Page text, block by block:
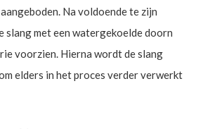
Na voldoende te zijn
slang met een watergekoelde doorn
voorzien. Hierna wordt de slang
elders in het proces verder verwerkt